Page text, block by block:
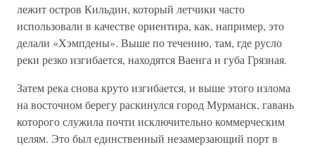
лежит остров Кильдин, который летчики часто
использовали в качестве ориентира, как, например, это
делали «Хэмпдены». Выше по течению, там, где русло
реки резко изгибается, находятся Ваенга и губа Грязная.
Затем река снова круто изгибается, и выше этого излома
на восточном берегу раскинулся город Мурманск, гавань
которого служила почти исключительно коммерческим
целям. Это был единственный незамерзающий порт в